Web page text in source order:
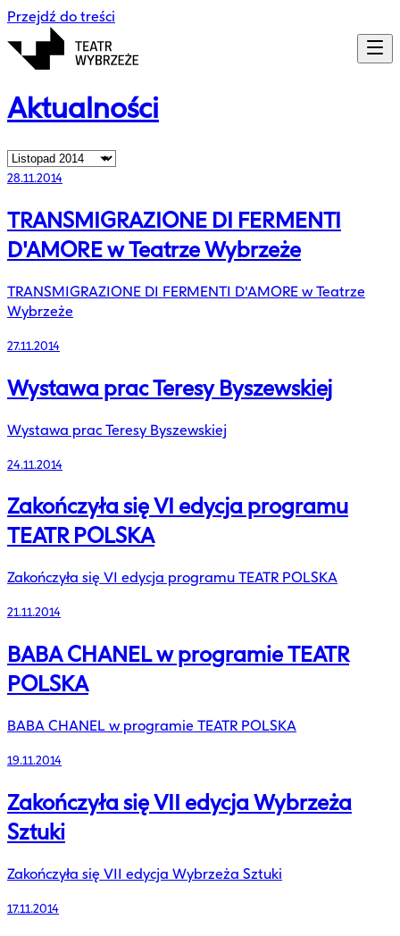
Przejdź do treści
Aktualności
28.11.2014
TRANSMIGRAZIONE DI FERMENTI
D'AMORE w Teatrze Wybrzeże
TRANSMIGRAZIONE DI FERMENTI D'AMORE w Teatrze
Wybrzeże
27.11.2014
Wystawa prac Teresy Byszewskiej
Wystawa prac Teresy Byszewskiej
24.11.2014
Zakończyła się VI edycja programu
TEATR POLSKA
Zakończyła się VI edycja programu TEATR POLSKA
21.11.2014
BABA CHANEL w programie TEATR
POLSKA
BABA CHANEL w programie TEATR POLSKA
19.11.2014
Zakończyła się VII edycja Wybrzeża
Sztuki
Zakończyła się VII edycja Wybrzeża Sztuki
17.11.2014